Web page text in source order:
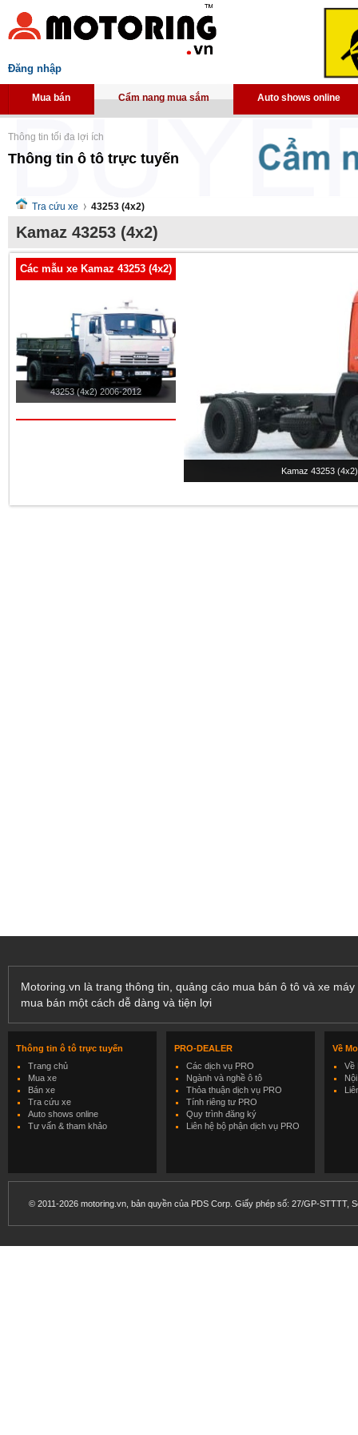
Đăng nhập
Mua bán Cẩm nang mua sắm Auto shows online
Thông tin tối đa lợi ích
Thông tin ô tô trực tuyến
Tra cứu xe 43253 (4x2)
Kamaz 43253 (4x2)
Các mẫu xe Kamaz 43253 (4x2)
43253 (4x2) 2006-2012
Kamaz 43253
Motoring.vn là trang thông tin, quảng cáo mua bán ô tô và xe
mua bán một cách dễ dàng và tiện lợi
Thông tin ô tô trực tuyến
Trang chủ
Mua xe
Bán xe
Tra cứu xe
Auto shows online
Tư vấn & tham khảo
PRO-DEALER
Các dịch vụ PRO
Ngành và nghề ô tô
Thỏa thuận dịch vụ PRO
Tính riêng tư PRO
Quy trình đăng ký
Liên hệ bộ phận dịch vụ PRO
Về
Về
© 2011-2026 motoring.vn, bản quyền của PDS Corp. Giấy phép số: 27/GP-STTTT,